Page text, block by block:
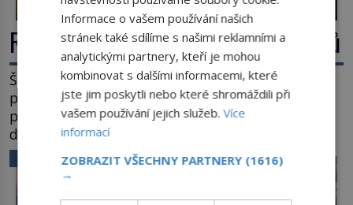
Rákos: Nenápadný poklad z mokřadů
Šumí ve větru na březích rybníků, ukrývá vodní
ptáky a mnozí kolem něj procházejí bez
povšimnutí. Přesto právě rákos pomáhal stavět
domy, vyrábět lodě, zapisovat první texty a
inspiroval řadu pověstí. Tato skromná, ale
užitečná rostlina provází člověka už tisíce let.
Většina lidí vnímá rákos jen jako obyčejnou kulisu
VĚDA A TECHNIKA
Informace o vašem používání našich
stránek také sdílíme s našimi reklamními a
analytickými partnery, kteří je mohou
kombinovat s dalšími informacemi, které
jste jim poskytli nebo které shromáždili při
vašem používání jejich služeb.Více
informací
ZOBRAZIT VŠECHNY PARTNERY (1616)
→